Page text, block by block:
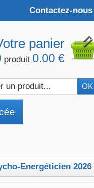
Contactez-nous
panier
produit 0.00 €
Energéticien 2026